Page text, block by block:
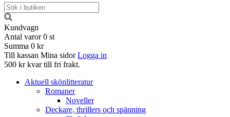
Kundvagn
Antal varor 0 st
Summa 0 kr
Till kassan Mina sidor Logga in
500 kr kvar till fri frakt.
Aktuell skönlitteratur
Romaner
Noveller
Deckare, thrillers och spänning